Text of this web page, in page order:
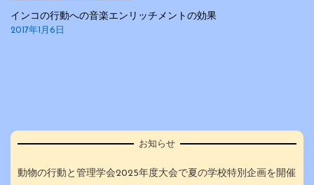
インコの行動への音楽エンリッチメントの効果
2017年1月6日
お知らせ
動物の行動と管理学会2025年度大会で夏の学校特別企画を開催